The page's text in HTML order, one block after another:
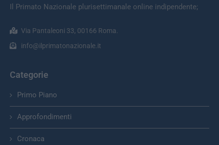
Il Primato Nazionale plurisettimanale online indipendente;
Via Pantaleoni 33, 00166 Roma.
info@ilprimatonazionale.it
Categorie
Primo Piano
Approfondimenti
Cronaca